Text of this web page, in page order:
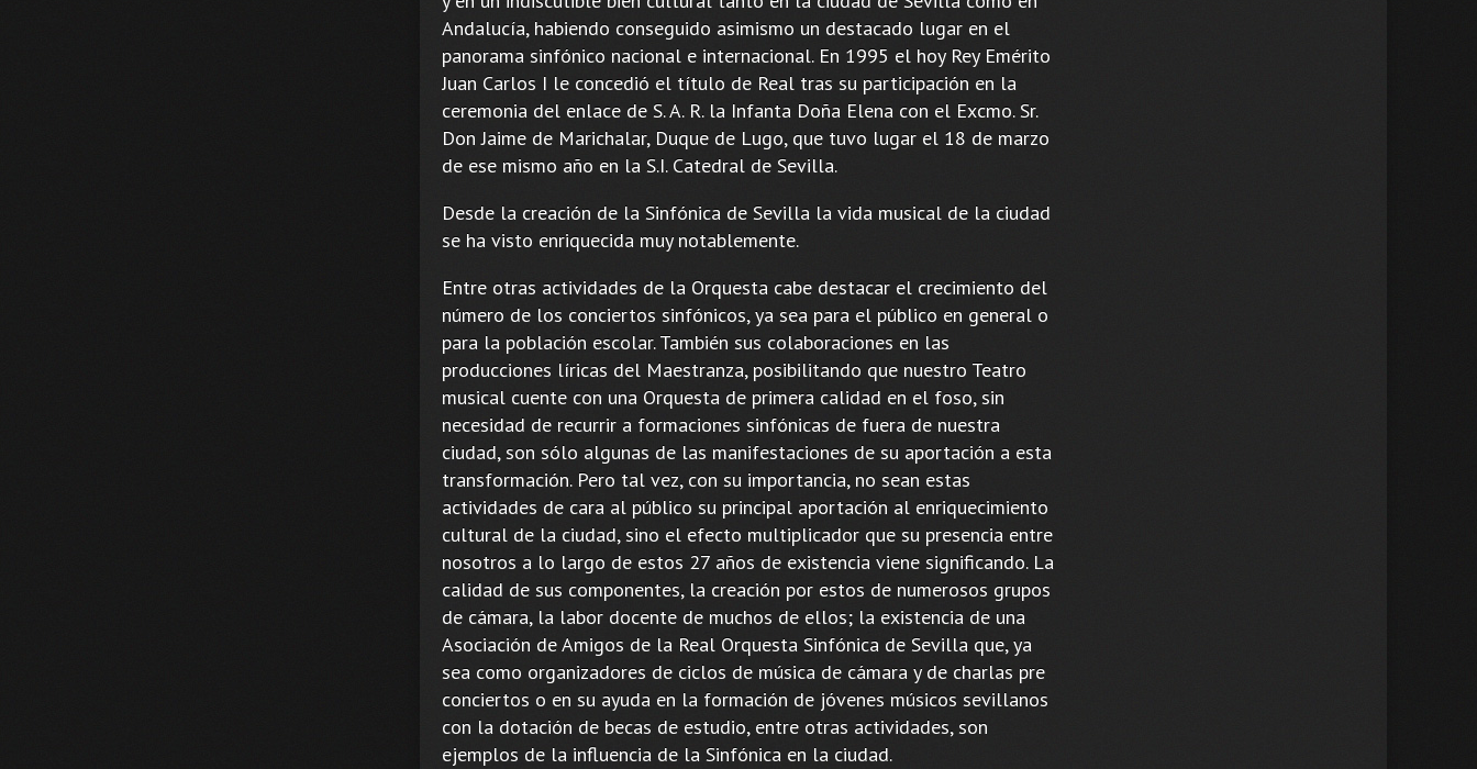
Andalucía, habiendo conseguido asimismo un destacado lugar en el
panorama sinfónico nacional e internacional. En 1995 el hoy Rey Emérito
Juan Carlos I le concedió el título de Real tras su participación en la
ceremonia del enlace de S. A. R. la Infanta Doña Elena con el Excmo. Sr.
Don Jaime de Marichalar, Duque de Lugo, que tuvo lugar el 18 de marzo
de ese mismo año en la S.I. Catedral de Sevilla.
Desde la creación de la Sinfónica de Sevilla la vida musical de la ciudad
se ha visto enriquecida muy notablemente.
Entre otras actividades de la Orquesta cabe destacar el crecimiento del
número de los conciertos sinfónicos, ya sea para el público en general o
para la población escolar. También sus colaboraciones en las
producciones líricas del Maestranza, posibilitando que nuestro Teatro
musical cuente con una Orquesta de primera calidad en el foso, sin
necesidad de recurrir a formaciones sinfónicas de fuera de nuestra
ciudad, son sólo algunas de las manifestaciones de su aportación a esta
transformación. Pero tal vez, con su importancia, no sean estas
actividades de cara al público su principal aportación al enriquecimiento
cultural de la ciudad, sino el efecto multiplicador que su presencia entre
nosotros a lo largo de estos 27 años de existencia viene significando. La
calidad de sus componentes, la creación por estos de numerosos grupos
de cámara, la labor docente de muchos de ellos; la existencia de una
Asociación de Amigos de la Real Orquesta Sinfónica de Sevilla que, ya
sea como organizadores de ciclos de música de cámara y de charlas pre
conciertos o en su ayuda en la formación de jóvenes músicos sevillanos
con la dotación de becas de estudio, entre otras actividades, son
ejemplos de la influencia de la Sinfónica en la ciudad.